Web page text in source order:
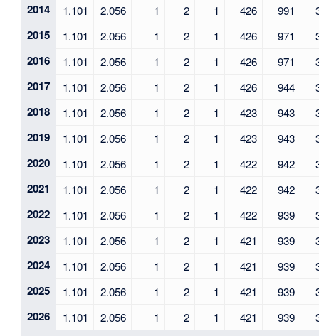
2014 1.101 2.056 1 2 1 426 991
2015 1.101 2.056 1 2 1 426 971
2016 1.101 2.056 1 2 1 426 971
2017 1.101 2.056 1 2 1 426 944
2018 1.101 2.056 1 2 1 423 943
2019 1.101 2.056 1 2 1 423 943
2020 1.101 2.056 1 2 1 422 942
2021 1.101 2.056 1 2 1 422 942
2022 1.101 2.056 1 2 1 422 939
2023 1.101 2.056 1 2 1 421 939
2024 1.101 2.056 1 2 1 421 939
2025 1.101 2.056 1 2 1 421 939
2026 1.101 2.056 1 2 1 421 939